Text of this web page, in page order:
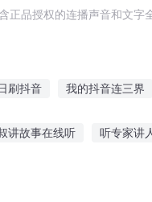
品授权的连播声音和文字
刷抖音 我的抖音连三界
讲故事在线听 听专家讲